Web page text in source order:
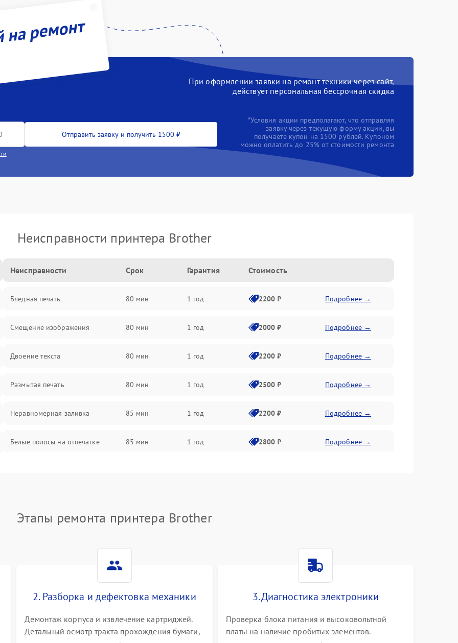
ремонт
При оформлении заявки на ремонт техники через сайт,
действует персональная бессрочная скидка
Отправить заявку и получить 1500 ₽
*Условия акции предполагают, что отправляя
заявку через текущую форму акции, вы
получаете купон на 1500 рублей. Купоном
можно оплатить до 25% от стоимости ремонта
Неисправности принтера Brother
Неисправности Срок Гарантия Стоимость
Бледная печать 80 мин 1 год 2200 ₽ Подробнее →
Смещение изображения 80 мин 1 год 2000 ₽ Подробнее →
Двоение текста 80 мин 1 год 2200 ₽ Подробнее →
Размытая печать 80 мин 1 год 2500 ₽ Подробнее →
Неравномерная заливка 85 мин 1 год 2200 ₽ Подробнее →
Белые полосы на отпечатке 85 мин 1 год 2800 ₽ Подробнее →
Этапы ремонта принтера Brother
2. Разборка и дефектовка механики
Демонтаж корпуса и извлечение картриджей.
Детальный осмотр тракта прохождения бумаги,
3. Диагностика электроники
Проверка блока питания и высоковольтной
платы на наличие пробитых элементов.